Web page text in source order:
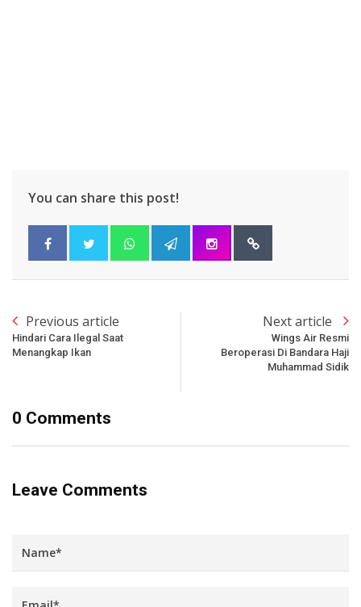
You can share this post!
Previous article
Hindari Cara Ilegal Saat
Menangkap Ikan
Next article
Wings Air Resmi
Beroperasi Di Bandara Haji
Muhammad Sidik
0 Comments
Leave Comments